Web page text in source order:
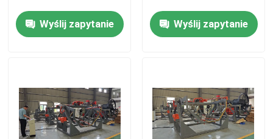
Filmy
Wycieczka po fabryce
Wyślij zapytanie Wyślij zapytanie